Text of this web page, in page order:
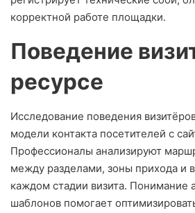
корректной работе площадки.
Поведение
ресурсе
Исследование поведения
модели контакта посетителей с
Профессионалы анализируют
между разделами, зоны прихода и
каждом стадии визита. Понимание
шаблонов помогает